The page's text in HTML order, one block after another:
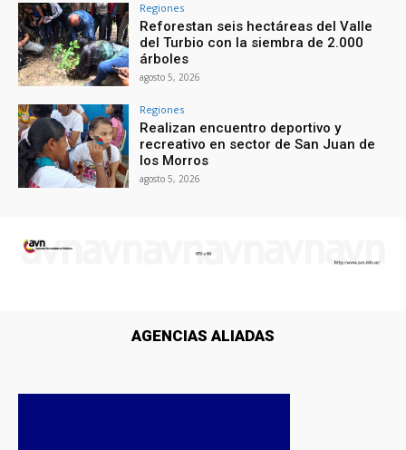
Regiones
Reforestan seis hectáreas del Valle
del Turbio con la siembra de 2.000
árboles
agosto 5, 2026
Regiones
Realizan encuentro deportivo y
recreativo en sector de San Juan de
los Morros
agosto 5, 2026
AGENCIAS ALIADAS